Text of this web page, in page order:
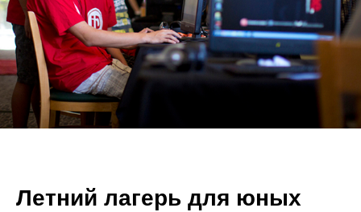
Летний лагерь для юных